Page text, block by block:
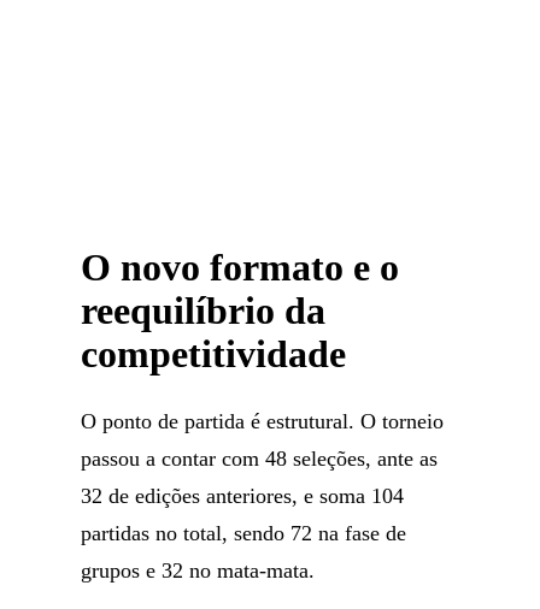
O novo formato e o
reequilíbrio da
competitividade
O ponto de partida é estrutural. O torneio
passou a contar com 48 seleções, ante as
32 de edições anteriores, e soma 104
partidas no total, sendo 72 na fase de
grupos e 32 no mata-mata.